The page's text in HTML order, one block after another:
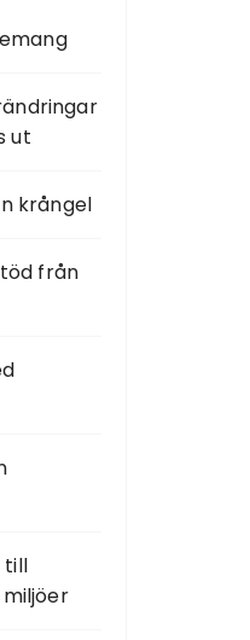
ut
krångel
från
till